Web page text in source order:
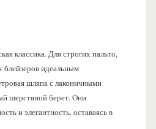
классика. Для строгих пальто,
блейзеров идеальным
шляпа с лаконичными
шерстяной берет. Они
и элегантность, оставаясь в